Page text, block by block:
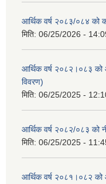
आर्थिक वर्ष २०८३/०८४ को
मिति: 06/25/2026 -
आर्थिक वर्ष २०८२।०८३
विवरण)
मिति: 06/25/2025 -
आर्थिक वर्ष २०८२/०८३ को
मिति: 06/25/2025 -
आर्थिक वर्ष २०८१।०८२